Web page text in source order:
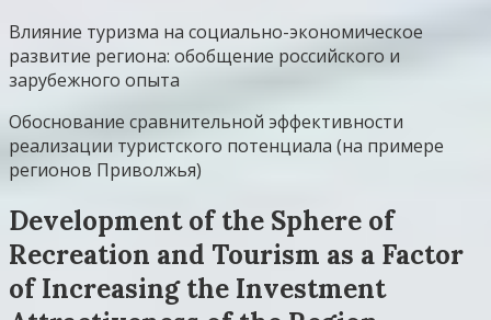
Влияние туризма на социально-экономическое
развитие региона: обобщение российского и
зарубежного опыта
Обоснование сравнительной эффективности
реализации туристского потенциала (на примере
регионов Приволжья)
Development of the Sphere of
Recreation and Tourism as a Factor
of Increasing the Investment